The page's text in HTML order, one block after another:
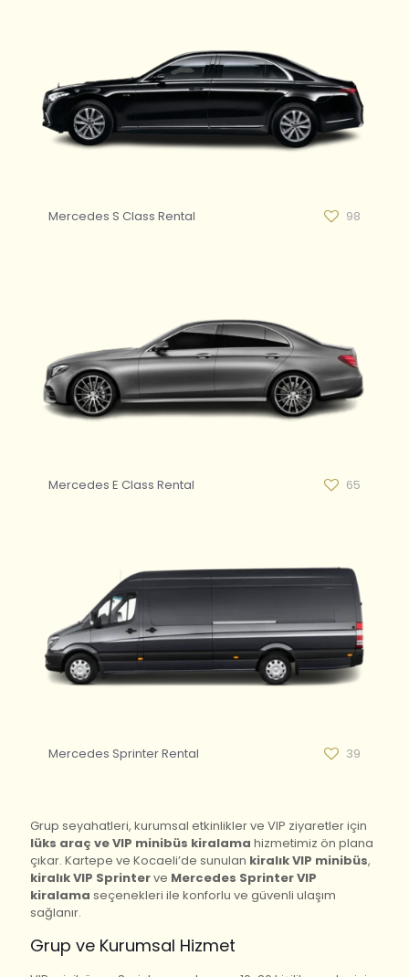
Mercedes S Class Rental 98
Mercedes E Class Rental 65
Mercedes Sprinter Rental 39
Grup seyahatleri, kurumsal etkinlikler ve VIP ziyaretler için
lüks araç ve VIP minibüs kiralama hizmetimiz ön plana
çıkar. Kartepe ve Kocaeli’de sunulan kiralık VIP minibüs,
kiralık VIP Sprinterve Mercedes Sprinter VIP
kiralama seçenekleri ile konforlu ve güvenli ulaşım
sağlanır.
Grup ve Kurumsal Hizmet